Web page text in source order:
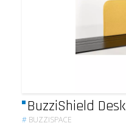
BuzziShield Desk
# BUZZISPACE